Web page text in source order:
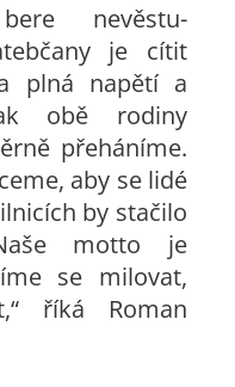
nevěstu-
je cítit
plná napětí a
obě rodiny
přeháníme.
aby se lidé
by stačilo
motto je
se milovat,
říká Roman